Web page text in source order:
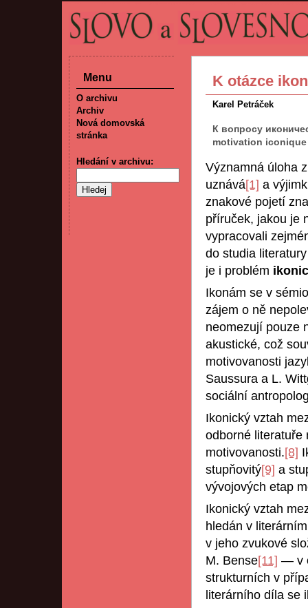
K otázce
Karel Petráček
К вопросу
motivation
Významná úloha
uznává[1] a
znakové pojetí
příruček, jakou je
vypracovali
do studia
je i problém
Ikonám se v
zájem o ně
neomezují pouze
akustické, což
motivovanosti
Saussura a L.
sociální
Ikonický vztah
odborné literatuře
motivovanosti.[8]
stupňovitý[9] a
vývojových etap
Ikonický vztah
hledán v
v jeho zvukové
M. Bense[11] — v
strukturních v
literárního díla se
Menu
O archivu
Archiv
Nová domovská
stránka
Hledání v archivu: